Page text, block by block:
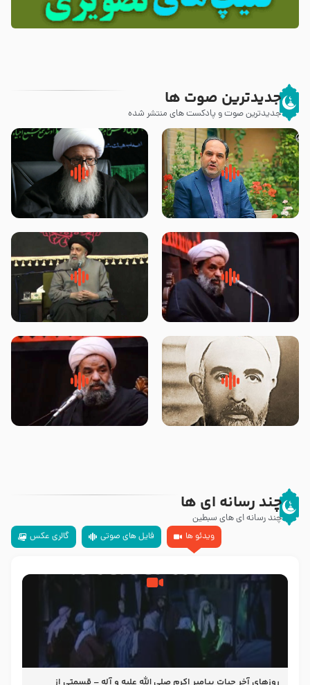
جدیدترین صوت ها
جدیدترین صوت و پادکست های منتشر شده
پیامبر صلی الله علیه وآله و سلم
فرمودند وای بر بچه های آخر
زوّار اربعین امام حسین (علیه
السلام) با این اشتیاق به زیارت
روضه جانسوز پاره های جگر امام
حسن مجتبی علیه السلام-حجت
لقب حضرت رقیه سلام الله علیها به
چه معناست – حجت الاسلام علوی
روضه‌ی مجلس یزید ملعون و
اسارت اهل‌بیت علیهم‌السلام –
سلام جوانی که امام حسین علیه
السلام خودش جوابش را دادند
چند رسانه ای ها
چند رسانه ای های سبطین
ویدئو ها
فایل های صوتی گالری عکس
روزهای آخر حیات پیامبر اکرم صلی الله علیه و آله – قسمتی از